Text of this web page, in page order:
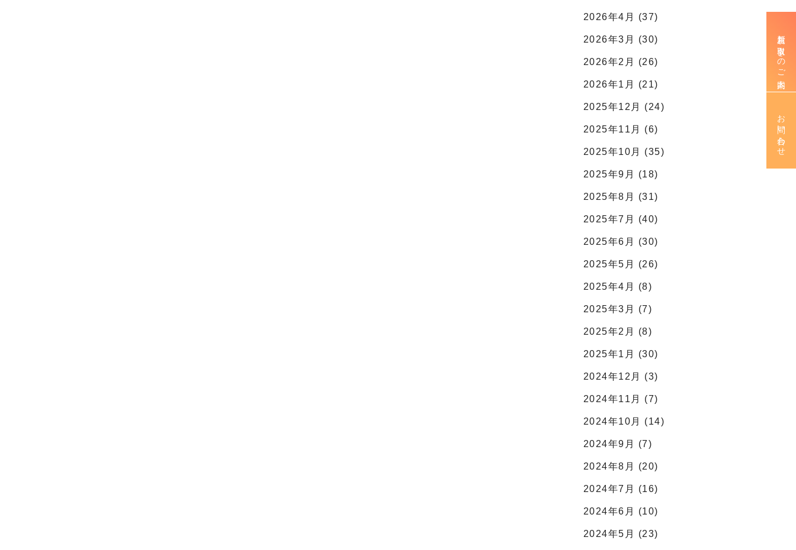
2026年4月 (37)
2026年3月 (30)
2026年2月 (26)
2026年1月 (21)
2025年12月 (24)
2025年11月 (6)
2025年10月 (35)
2025年9月 (18)
2025年8月 (31)
2025年7月 (40)
2025年6月 (30)
2025年5月 (26)
2025年4月 (8)
2025年3月 (7)
2025年2月 (8)
2025年1月 (30)
2024年12月 (3)
2024年11月 (7)
2024年10月 (14)
2024年9月 (7)
2024年8月 (20)
2024年7月 (16)
2024年6月 (10)
2024年5月 (23)
新規お取引きのご案内
お問い合わせ